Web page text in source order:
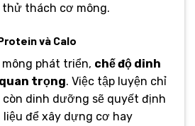
thử thách cơ mông.
và Calo
phát triển, chế độ dinh
trọng. Việc tập luyện chỉ
dinh dưỡng sẽ quyết định
liệu để xây dựng cơ hay